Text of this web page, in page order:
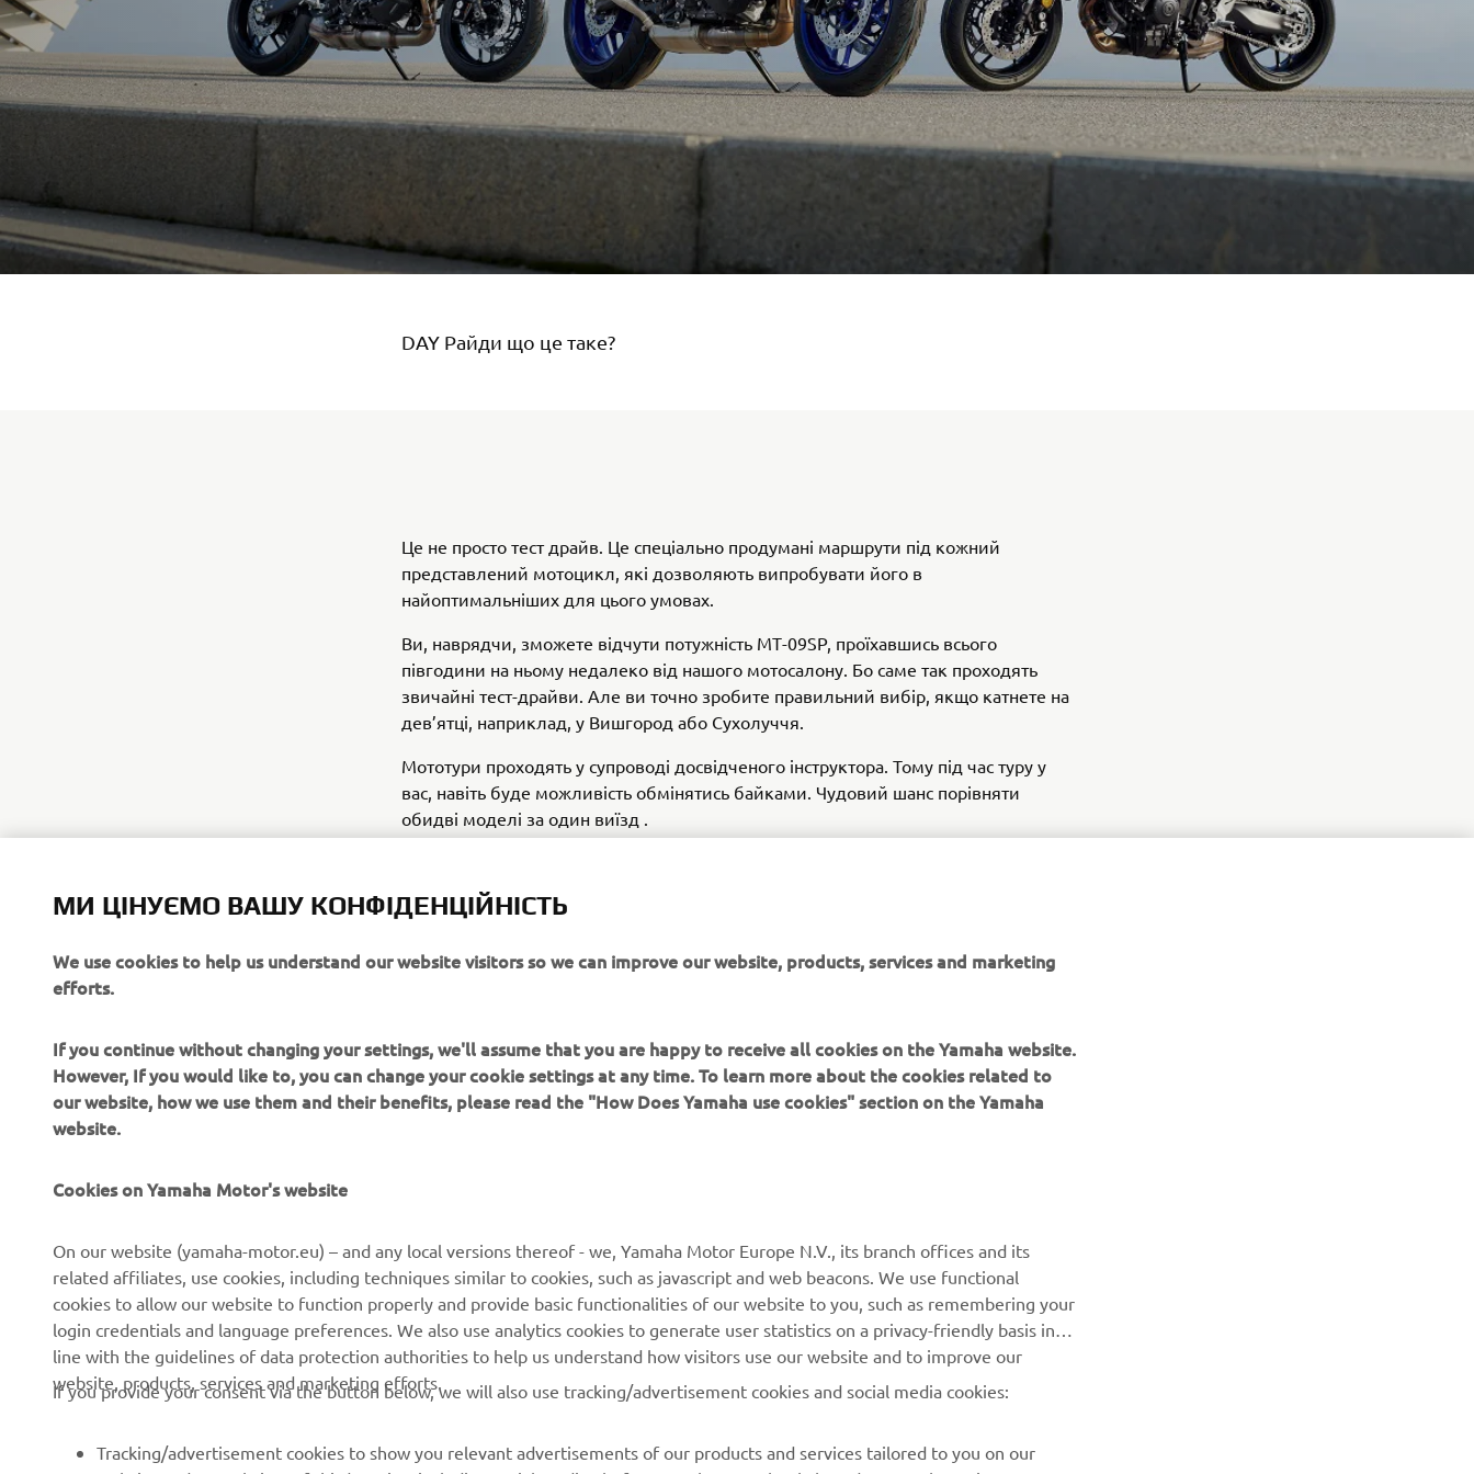
DAY Райди що це таке?
Це не просто тест драйв. Це спеціально продумані маршрути під кожний
представлений мотоцикл, які дозволяють випробувати його в
найоптимальніших для цього умовах.
Ви, наврядчи, зможете відчути потужність МТ-09SP, проїхавшись всього
півгодини на ньому недалеко від нашого мотосалону. Бо саме так проходять
звичайні тест-драйви. Але ви точно зробите правильний вибір, якщо катнете на
дев’ятці, наприклад, у Вишгород або Сухолуччя.
Мототури проходять у супроводі досвідченого інструктора. Тому під час туру у
вас, навіть буде можливість обмінятись байками. Чудовий шанс порівняти
обидві моделі за один виїзд .
та домовиться про час.
«А», 3-х років досвіду та мотоекіпірування.
CORPORATE
Events
FOR BUSINESS
eBike systems
Golfcourses
MORE YAMAHA
MyYamaha
Yamaha Racing
SUPPORT
Dealer locator
ІНФОРМАЦІЙНИЙ БЮЛЕТЕНЬ
Дізнавайтесь першими про останні пропозиції, спеціальні
події, оновлення та багато іншого
МИ ЦІНУЄМО ВАШУ КОНФІДЕНЦІЙНІСТЬ
We use cookies to help us understand our website visitors so we can improve our website, products, services and marketing
efforts.
If you continue without changing your settings, we'll assume that you are happy to receive all cookies on the Yamaha website.
However, If you would like to, you can change your cookie settings at any time. To learn more about the cookies related to
our website, how we use them and their benefits, please read the "How Does Yamaha use cookies" section on the Yamaha
website.
Cookies on Yamaha Motor's website
On our website (yamaha-motor.eu) – and any local versions thereof - we, Yamaha Motor Europe N.V., its branch offices and its
related affiliates, use cookies, including techniques similar to cookies, such as javascript and web beacons. We use functional
cookies to allow our website to function properly and provide basic functionalities of our website to you, such as remembering your
login credentials and language preferences. We also use analytics cookies to generate user statistics on a privacy-friendly basis in
line with the guidelines of data protection authorities to help us understand how visitors use our website and to improve our
website, products, services and marketing efforts.
If you provide your consent via the button below, we will also use tracking/advertisement cookies and social media cookies:
Tracking/advertisement cookies to show you relevant advertisements of our products and services tailored to you on our
website and on websites of third parties, including social media platforms such as Facebook, based on your browsing